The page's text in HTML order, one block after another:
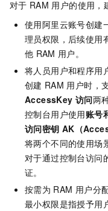
对于 RAM 用户的使用，
使用阿里云账号创建
理员权限，后续使用
他 RAM 用户。
将人员用户和程序用
创建 RAM 用户时，
AccessKey 访问两
控制台用户使用账号
访问密钥 AK（
将两个不同的使用场
对于通过控制台访问
证。
按需为 RAM 用户分
最小权限是指授予用